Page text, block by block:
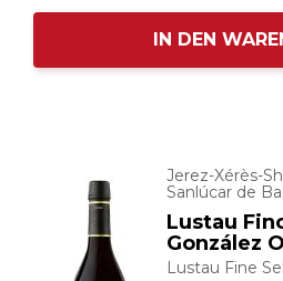
IN DEN
Jerez-Xérès-
Sanlúcar de
Lustau
González
Lustau Fine